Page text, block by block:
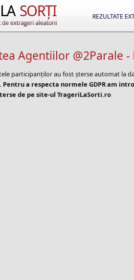
REZULTATE
Agentiilor @2Parale
participanților au fost șterse automat la
a respecta normele GDPR am
de pe site-ul TrageriLaSorti.ro